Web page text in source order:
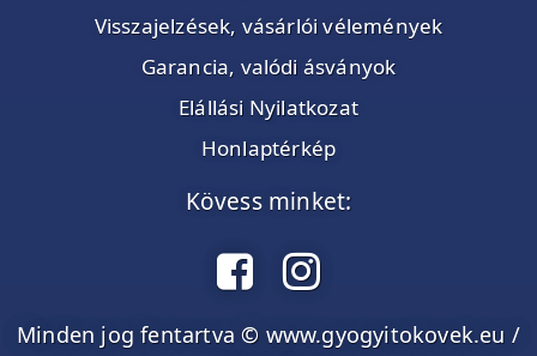
Visszajelzések, vásárlói vélemények
Garancia, valódi ásványok
Elállási Nyilatkozat
Honlaptérkép
Kövess minket:
Minden jog fentartva © www.gyogyitokovek.eu /